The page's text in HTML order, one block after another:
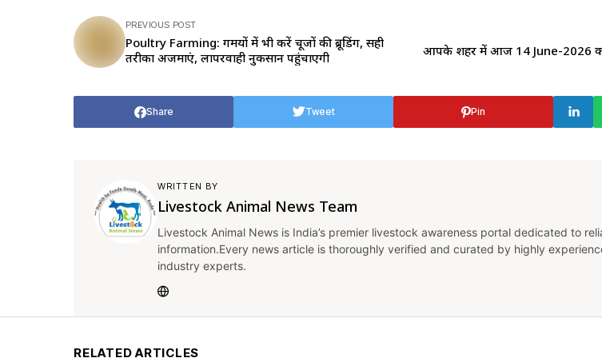
PREVIOUS POST
Poultry Farming: गर्मियों में भी करें चूजों की ब्रूडिंग, सही
तरीका अजमाएं, लापरवाही नुकसान पहुंचाएगी
आपके शहर में आज 14 June-2026
Share Tweet Pin
WRITTEN BY
Livestock Animal News Team
Livestock Animal News is India’s premier livestock awareness portal dedicated to
information.Every news article is thoroughly verified and curated by highly
industry experts.
RELATED ARTICLES